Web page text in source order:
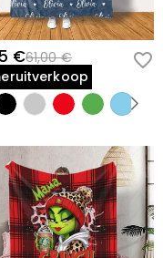
€61,00 €